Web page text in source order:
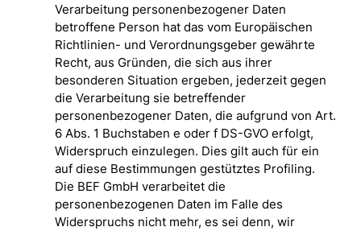
Verarbeitung personenbezogener Daten
betroffene Person hat das vom Europäischen
Richtlinien- und Verordnungsgeber gewährte
Recht, aus Gründen, die sich aus ihrer
besonderen Situation ergeben, jederzeit gegen
die Verarbeitung sie betreffender
personenbezogener Daten, die aufgrund von Art.
6 Abs. 1 Buchstaben e oder f DS-GVO erfolgt,
Widerspruch einzulegen. Dies gilt auch für ein
auf diese Bestimmungen gestütztes Profiling.
Die BEF GmbH verarbeitet die
personenbezogenen Daten im Falle des
Widerspruchs nicht mehr, es sei denn, wir